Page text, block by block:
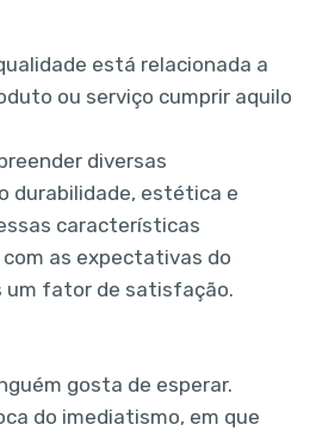
está relacionada a
ou serviço cumprir aquilo
diversas
durabilidade, estética e
características
as expectativas do
um fator de satisfação.
gosta de esperar.
do imediatismo, em que